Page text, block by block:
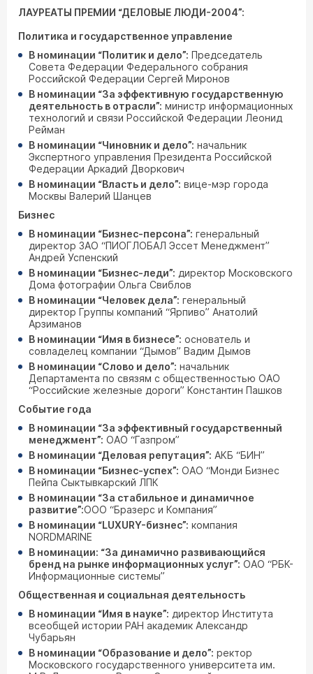
ЛАУРЕАТЫ ПРЕМИИ “ДЕЛОВЫЕ ЛЮДИ-2004”:
Политика и государственное управление
В номинации “Политик и дело”: Председатель
Совета Федерации Федерального собрания
Российской Федерации Сергей Миронов
В номинации “За эффективную государственную
деятельность в отрасли”: министр информационных
технологий и связи Российской Федерации Леонид
Рейман
В номинации “Чиновник и дело”: начальник
Экспертного управления Президента Российской
Федерации Аркадий Дворкович
В номинации “Власть и дело”: вице-мэр города
Москвы Валерий Шанцев
Бизнес
В номинации “Бизнес-персона”: генеральный
директор ЗАО “ПИОГЛОБАЛ Эссет Менеджмент”
Андрей Успенский
В номинации “Бизнес-леди”: директор Московского
Дома фотографии Ольга Свиблов
В номинации “Человек дела”: генеральный
директор Группы компаний “Ярпиво” Анатолий
Арзиманов
В номинации “Имя в бизнесе”: основатель и
совладелец компании “Дымов” Вадим Дымов
В номинации “Слово и дело”: начальник
Департамента по связям с общественностью ОАО
“Российские железные дороги” Константин Пашков
Событие года
В номинации “За эффективный государственный
менеджмент”: ОАО “Газпром”
В номинации “Деловая репутация”: АКБ “БИН”
В номинации “Бизнес-успех”: ОАО “Монди Бизнес
Пейпа Сыктывкарский ЛПК
В номинации “За стабильное и динамичное
развитие”:ООО “Бразерс и Компания”
В номинации “LUXURY-бизнес”: компания
NORDMARINE
В номинации: “За динамично развивающийся
бренд на рынке информационных услуг”: ОАО “РБК-
Информационные системы”
Общественная и социальная деятельность
В номинации “Имя в науке”: директор Института
всеобщей истории РАН академик Александр
Чубарьян
В номинации “Образование и дело”: ректор
Московского государственного университета им.